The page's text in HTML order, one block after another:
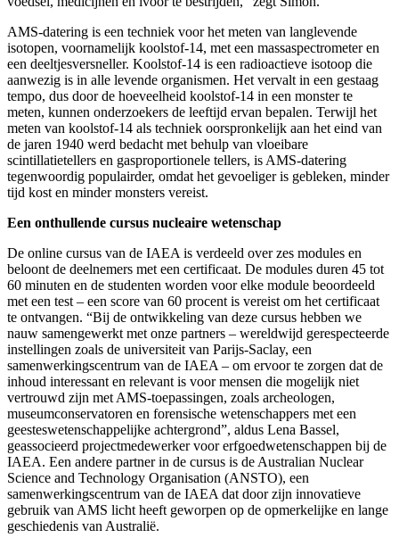
AMS-datering is een techniek voor het meten van langlevende
isotopen, voornamelijk koolstof-14, met een massaspectrometer en
een deeltjesversneller. Koolstof-14 is een radioactieve isotoop die
aanwezig is in alle levende organismen. Het vervalt in een gestaag
tempo, dus door de hoeveelheid koolstof-14 in een monster te
meten, kunnen onderzoekers de leeftijd ervan bepalen. Terwijl het
meten van koolstof-14 als techniek oorspronkelijk aan het eind van
de jaren 1940 werd bedacht met behulp van vloeibare
scintillatietellers en gasproportionele tellers, is AMS-datering
tegenwoordig populairder, omdat het gevoeliger is gebleken, minder
tijd kost en minder monsters vereist.
Een onthullende cursus nucleaire wetenschap
De online cursus van de IAEA is verdeeld over zes modules en
beloont de deelnemers met een certificaat. De modules duren 45 tot
60 minuten en de studenten worden voor elke module beoordeeld
met een test – een score van 60 procent is vereist om het certificaat
te ontvangen. “Bij de ontwikkeling van deze cursus hebben we
nauw samengewerkt met onze partners – wereldwijd gerespecteerde
instellingen zoals de universiteit van Parijs-Saclay, een
samenwerkingscentrum van de IAEA – om ervoor te zorgen dat de
inhoud interessant en relevant is voor mensen die mogelijk niet
vertrouwd zijn met AMS-toepassingen, zoals archeologen,
museumconservatoren en forensische wetenschappers met een
geesteswetenschappelijke achtergrond”, aldus Lena Bassel,
geassocieerd projectmedewerker voor erfgoedwetenschappen bij de
IAEA. Een andere partner in de cursus is de Australian Nuclear
Science and Technology Organisation (ANSTO), een
samenwerkingscentrum van de IAEA dat door zijn innovatieve
gebruik van AMS licht heeft geworpen op de opmerkelijke en lange
geschiedenis van Australië.